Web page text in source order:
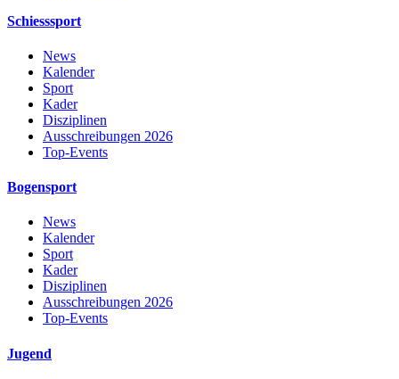
Schiesssport
News
Kalender
Sport
Kader
Disziplinen
Ausschreibungen 2026
Top-Events
Bogensport
News
Kalender
Sport
Kader
Disziplinen
Ausschreibungen 2026
Top-Events
Jugend